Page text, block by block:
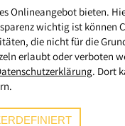
Onlineangebot bieten.
wichtig ist können
die nicht für die
erlaubt oder verboten
. Dort